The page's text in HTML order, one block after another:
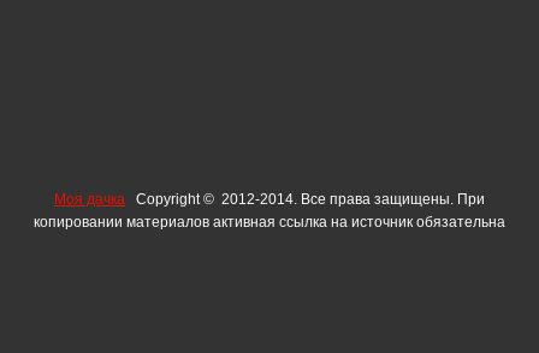
Моя дачка
Copyright © 2012-2014. Все права защищены. При
копировании материалов активная ссылка на источник обязательна